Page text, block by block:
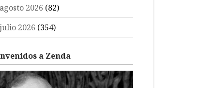
2026 (82)
2026 (354)
a Zenda